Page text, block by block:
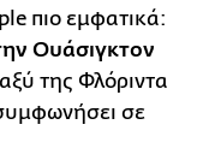
πιο εμφατικά:
Ουάσιγκτον
της Φλόριντα
σε